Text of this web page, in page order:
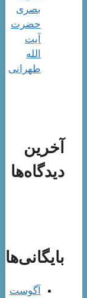
بصری
حضرت
آیت
الله
طهرانی
آخرین
دیدگاه‌ها
بایگانی‌ها
آگوست